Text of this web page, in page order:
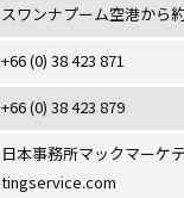
スワンナプーム空港から
+66 (0) 38 423 871
+66 (0) 38 423 879
日本事務所マックマーケ
tingservice.com